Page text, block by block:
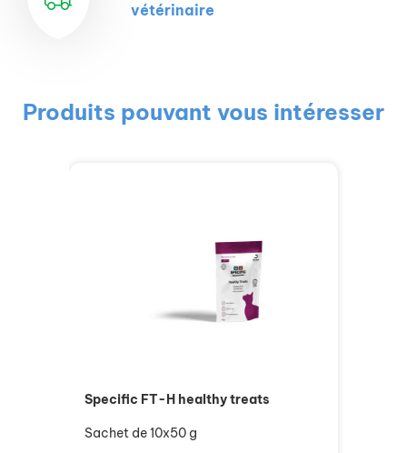
vétérinaire
Produits pouvant vous intéresser
Specific FT-H healthy treats
Sachet de 10x50 g